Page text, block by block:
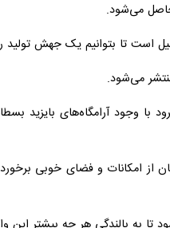
حاصل می‌شود.
تا بتوانیم یک جهش تولید را
می‌شود.